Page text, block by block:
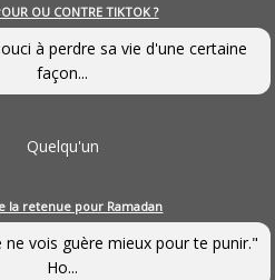
OU CONTRE TIKTOK ?
à perdre sa vie d'une certaine
façon...
Quelqu'un
la retenue pour Ramadan
ne vois guère mieux pour te punir."
Ho...